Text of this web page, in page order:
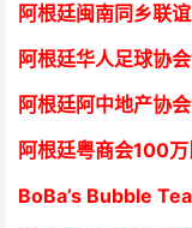
阿根廷闽南同乡联
阿根廷华人足球协会
阿根廷阿中地产协会
阿根廷粤商会100万
BoBa’s Bubble